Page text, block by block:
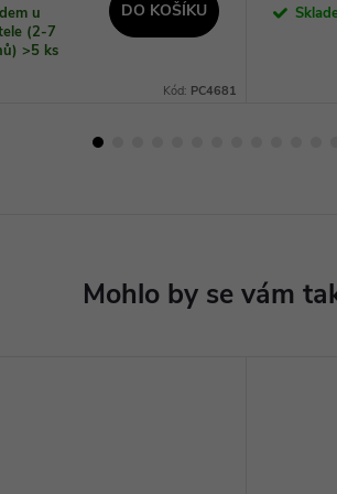
u
(2-7
>5 ks
DO KOŠÍKU
Kód: PC4681